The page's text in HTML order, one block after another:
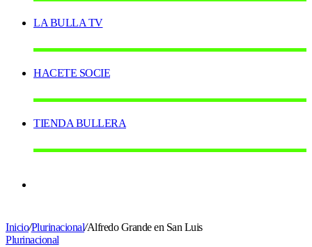
LA BULLA TV
HACETE SOCIE
TIENDA BULLERA
skin
Inicio/Plurinacional/Alfredo Grande en San Luis
Plurinacional